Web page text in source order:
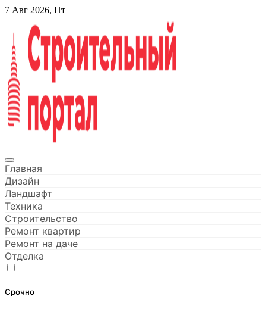
Перейти
содержанию
7 Авг 2026, Пт
Строительный портал
Главная
Дизайн
Ландшафт
Техника
Строительство
Ремонт квартир
Ремонт на даче
Отделка
Срочно